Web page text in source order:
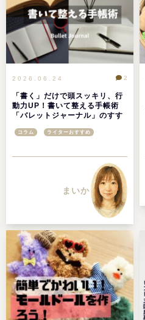
2026.06.24
「書く」だけで頭スッキリ、行
動力UP！書いて整える手帳術
「バレットジャーナル」のすす
2
コラム ライターおすすめ
まいか